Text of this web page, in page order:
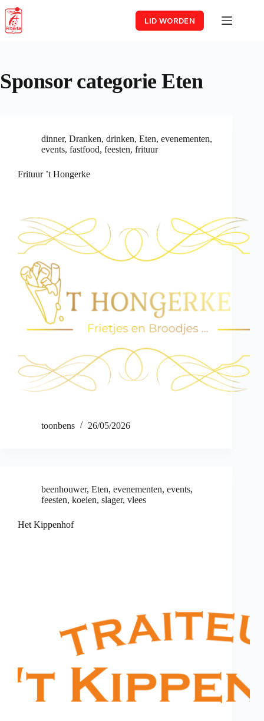
content
LID WORDEN
Sponsor categorie Eten
dinner, Dranken, drinken, Eten, evenementen,
events, fastfood, feesten, frituur
Frituur ’t Hongerke
toonbens 26/05/2026
beenhouwer, Eten, evenementen, events,
feesten, koeien, slager, vlees
Het Kippenhof